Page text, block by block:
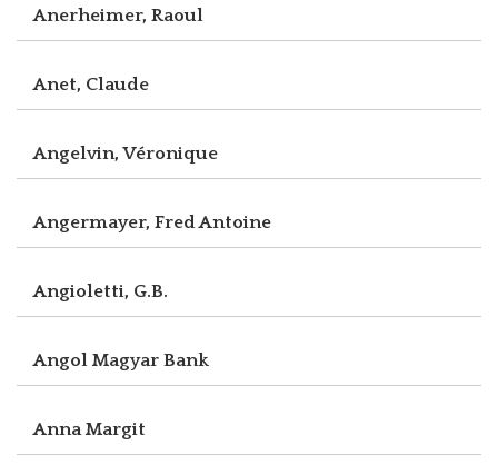
Anerheimer, Raoul
Anet, Claude
Angelvin, Véronique
Angermayer, Fred Antoine
Angioletti, G.B.
Angol Magyar Bank
Anna Margit